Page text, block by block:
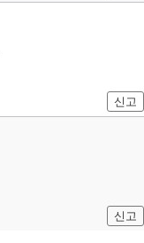
신고
신고